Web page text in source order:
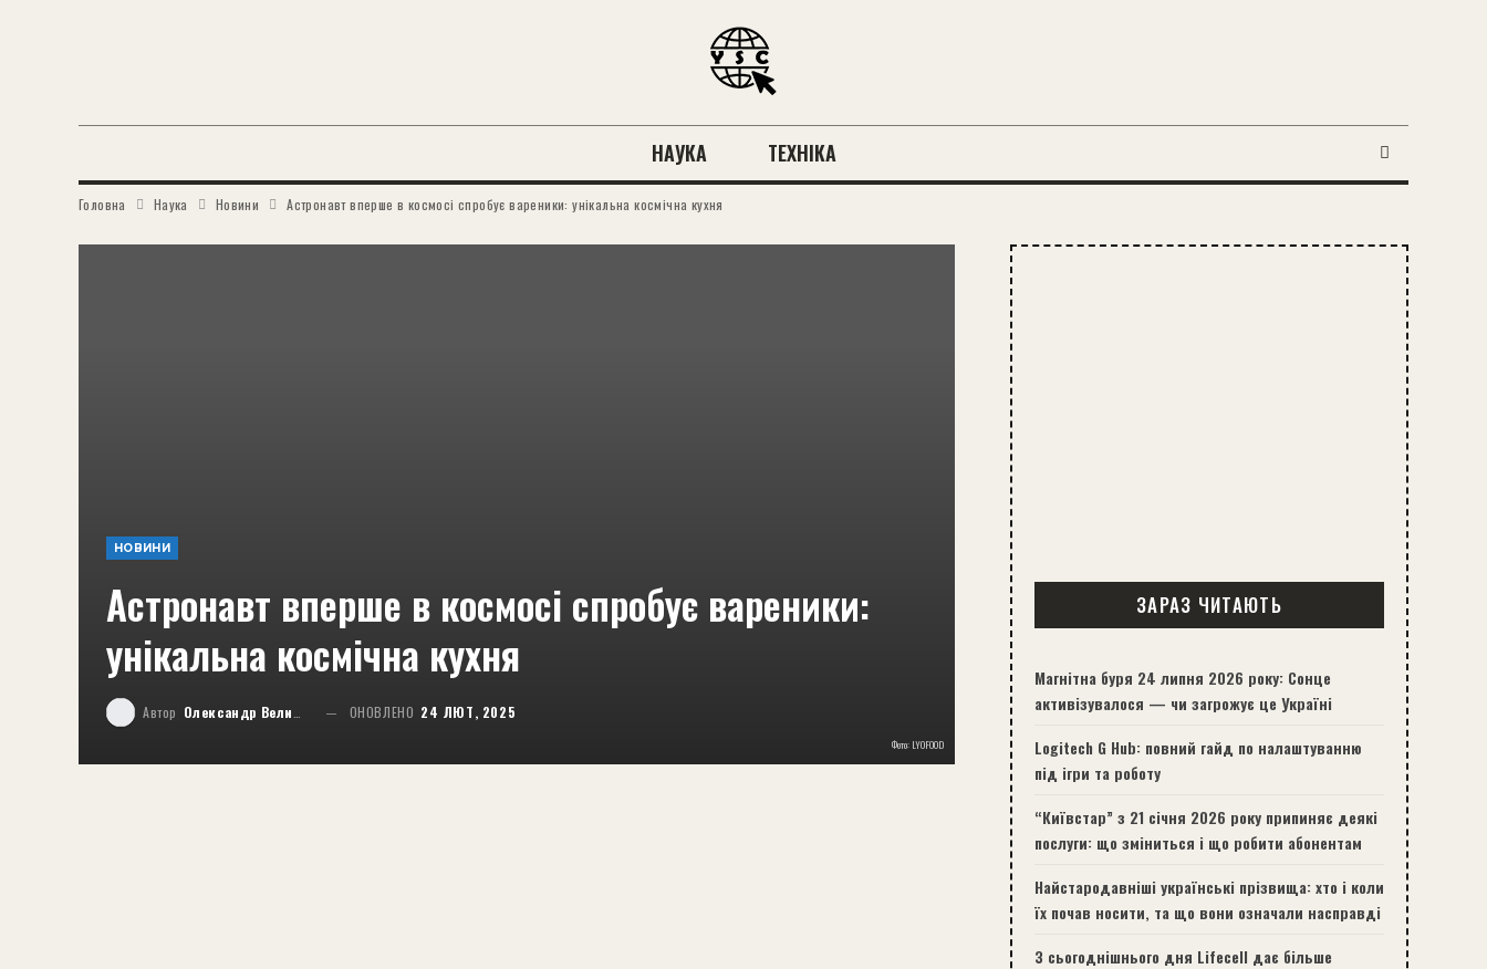
НАУКА ТЕХНІКА
Головна Наука Новини Астронавт вперше в космосі спробує вареники: унікальна космічна кухня
НОВИНИ
Астронавт вперше в космосі спробує вареники:
унікальна космічна кухня
Автор Олександр Великий ОНОВЛЕНО 24 ЛЮТ, 2025
Фото: LYOFOOD
ЗАРАЗ ЧИТАЮТЬ
Магнітна буря 24 липня 2026 року: Сонце
активізувалося — чи загрожує це Україні
Logitech G Hub: повний гайд по налаштуванню
під ігри та роботу
“Київстар” з 21 січня 2026 року припиняє деякі
послуги: що зміниться і що робити абонентам
Найстародавніші українські прізвища: хто і коли
їх почав носити, та що вони означали насправді
З сьогоднішнього дня Lifecell дає більше